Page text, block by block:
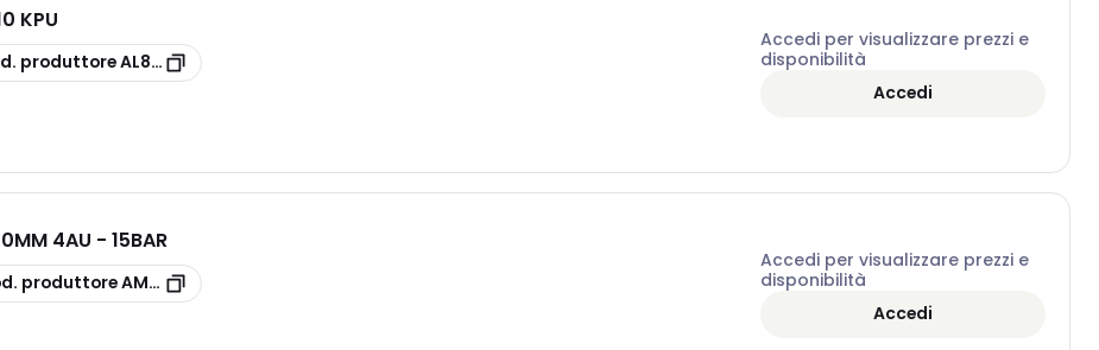
KPU
produttoreAL81/10
Accedi per visualizzare prezzi e
disponibilità
Accedi
4AU - 15BAR
produttoreAM85/10 4AU
Accedi per visualizzare prezzi e
disponibilità
Accedi